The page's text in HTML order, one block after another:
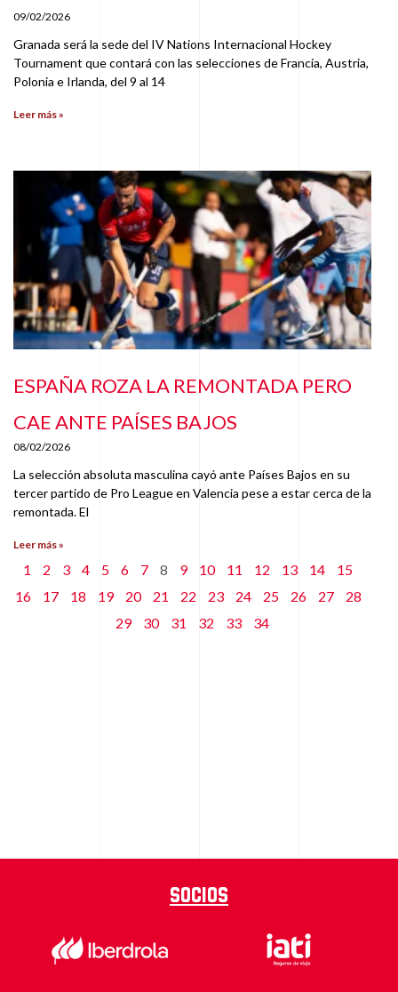
09/02/2026
Granada será la sede del IV Nations Internacional Hockey
Tournament que contará con las selecciones de Francia, Austria,
Polonia e Irlanda, del 9 al 14
Leer más »
ESPAÑA ROZA LA REMONTADA PERO
CAE ANTE PAÍSES BAJOS
08/02/2026
La selección absoluta masculina cayó ante Países Bajos en su
tercer partido de Pro League en Valencia pese a estar cerca de la
remontada. El
Leer más »
1 2 3 4 5 6 7 8 9 10 11 12 13 14
15
16
17 18 19 20 21 22 23 24 25 26 27
28
29
30 31 32 33 34
Socios